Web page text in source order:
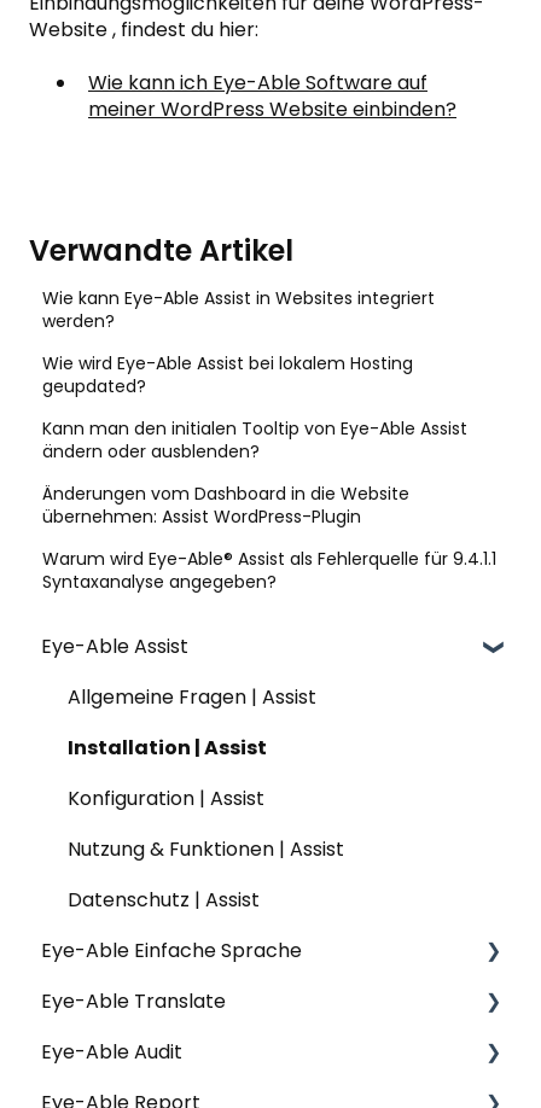
Website , findest du hier:
Wie kann ich Eye-Able Software auf
meiner WordPress Website einbinden?
Verwandte Artikel
Wie kann Eye-Able Assist in Websites integriert
werden?
Wie wird Eye-Able Assist bei lokalem Hosting
geupdated?
Kann man den initialen Tooltip von Eye-Able Assist
ändern oder ausblenden?
Änderungen vom Dashboard in die Website
übernehmen: Assist WordPress-Plugin
Warum wird Eye-Able® Assist als Fehlerquelle für 9.4.1.1
Syntaxanalyse angegeben?
Eye-Able Assist
Allgemeine Fragen | Assist
Installation | Assist
Konfiguration | Assist
Nutzung & Funktionen | Assist
Datenschutz | Assist
Eye-Able Einfache Sprache
Allgemeine Fragen | Einfache Sprache
Installation | Einfache Sprache
Nutzung & Funktionen | Einfache Sprache
Eye-Able Translate
Allgemeine Fragen | Translate
Website-Modul | Translate
Eye-Able Audit
Allgemeine Fragen | Audit
Eye-Able Report